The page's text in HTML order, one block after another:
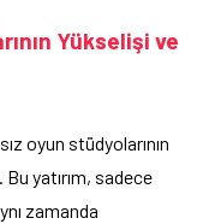
Yükselişi ve
oyun stüdyolarının
Bu yatırım, sadece
zamanda